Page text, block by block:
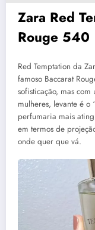
Zara Red
Rouge 540
Red Temptation da
famoso Baccarat
sofisticação, mas
mulheres, levante é o
perfumaria mais
em termos de
onde quer que vá.